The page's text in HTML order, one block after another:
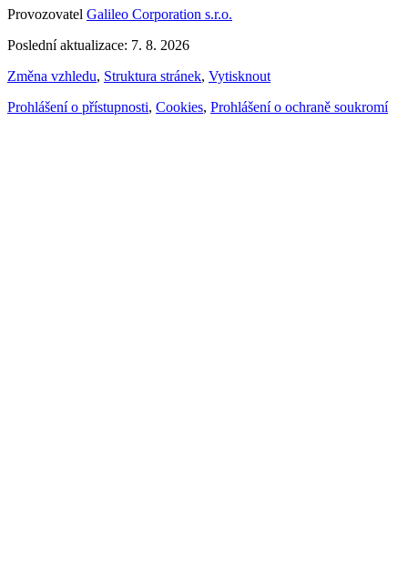
Provozovatel Galileo Corporation s.r.o.
Poslední aktualizace: 7. 8. 2026
Změna vzhledu, Struktura stránek, Vytisknout
Prohlášení o přístupnosti, Cookies, Prohlášení o ochraně soukromí